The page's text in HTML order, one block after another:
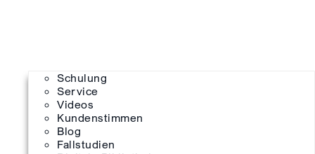
Schulung
Service
Videos
Kundenstimmen
Blog
Fallstudien